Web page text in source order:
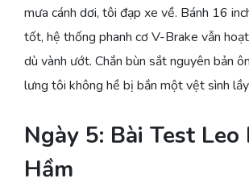
mưa cánh dơi, tôi đạp xe về. Bánh 16
tốt, hệ thống phanh cơ V-Brake vẫn
dù vành ướt. Chắn bùn sắt nguyên bản
lưng tôi không hề bị bắn một vệt sình
Ngày 5: Bài Test Leo
Hầm